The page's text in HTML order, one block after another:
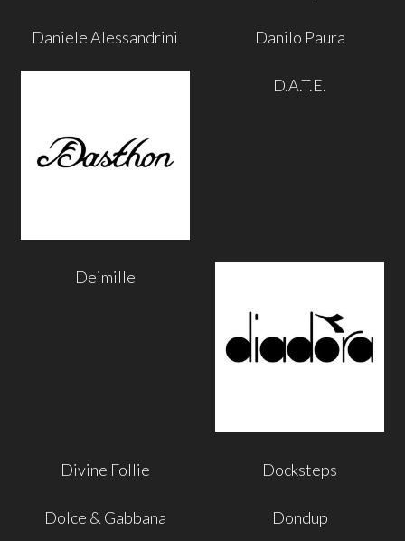
Daniele Alessandrini Danilo Paura
D.A.T.E.
Deimille
Divine Follie Docksteps
Dolce & Gabbana Dondup